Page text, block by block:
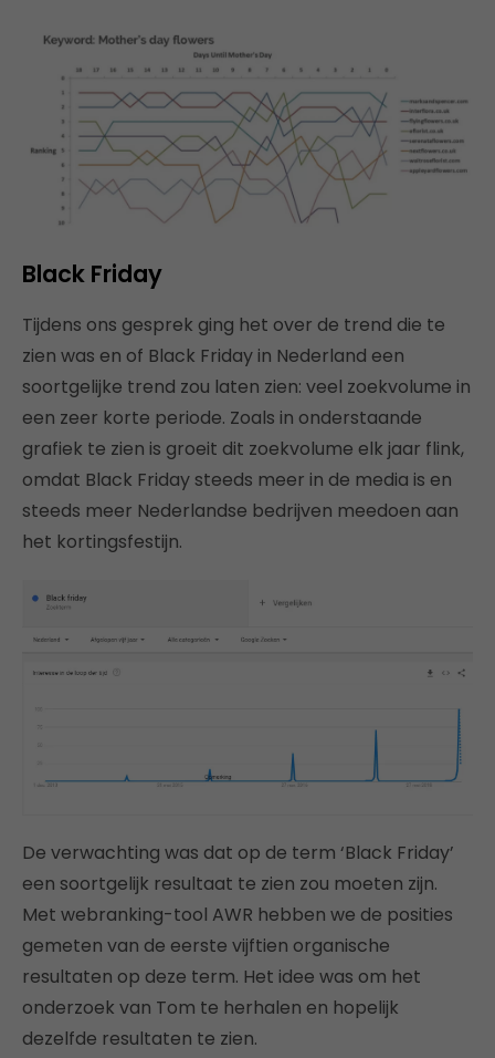
Black Friday
Tijdens ons gesprek ging het over de trend die te
zien was en of Black Friday in Nederland een
soortgelijke trend zou laten zien: veel zoekvolume in
een zeer korte periode. Zoals in onderstaande
grafiek te zien is groeit dit zoekvolume elk jaar flink,
omdat Black Friday steeds meer in de media is en
steeds meer Nederlandse bedrijven meedoen aan
het kortingsfestijn.
De verwachting was dat op de term ‘Black Friday’
een soortgelijk resultaat te zien zou moeten zijn.
Met webranking-tool AWR hebben we de posities
gemeten van de eerste vijftien organische
resultaten op deze term. Het idee was om het
onderzoek van Tom te herhalen en hopelijk
dezelfde resultaten te zien.